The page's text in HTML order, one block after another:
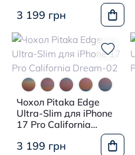
3 199 грн
Чохол Pitaka Edge
Ultra-Slim для iPhone
17 Pro California
3 199 грн